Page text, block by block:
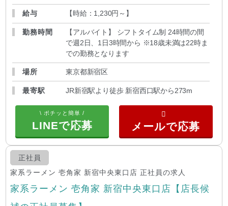
給与 【時給：1,230円～ 】
勤務時間
【アルバイト】 シフトタイム制 24時間の間
で週2日、1日3時間から ※18歳未満は22時ま
での勤務となります
場所 東京都新宿区
最寄駅 JR新宿駅より徒歩 新宿西口駅から273m
\ ポチッと簡単 /
LINEで応募
正社員
家系ラーメン 壱角家 新宿中央東口店 正社員の求人
家系ラーメン 壱角家 新宿中央東口店【店長候